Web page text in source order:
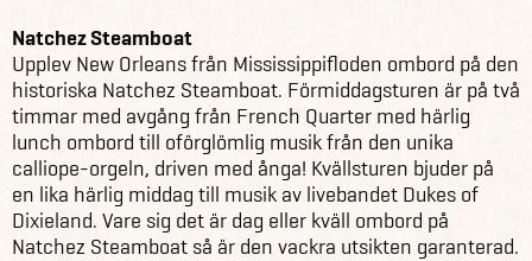
Natchez Steamboat
Upplev New Orleans från Mississippifloden ombord på den
historiska Natchez Steamboat. Förmiddagsturen är på två
timmar med avgång från French Quarter med härlig
lunch ombord till oförglömlig musik från den unika
calliope-orgeln, driven med ånga! Kvällsturen bjuder på
en lika härlig middag till musik av livebandet Dukes of
Dixieland. Vare sig det är dag eller kväll ombord på
Natchez Steamboat så är den vackra utsikten garanterad.